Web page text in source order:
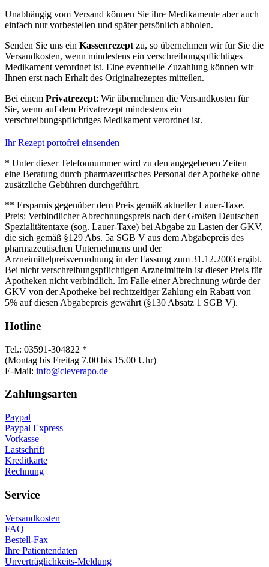
Unabhängig vom Versand können Sie ihre Medikamente aber auch
einfach nur vorbestellen und später persönlich abholen.
Senden Sie uns ein Kassenrezept zu, so übernehmen wir für Sie die
Versandkosten, wenn mindestens ein verschreibungspflichtiges
Medikament verordnet ist. Eine eventuelle Zuzahlung können wir
Ihnen erst nach Erhalt des Originalrezeptes mitteilen.
Bei einem Privatrezept: Wir übernehmen die Versandkosten für
Sie, wenn auf dem Privatrezept mindestens ein
verschreibungspflichtiges Medikament verordnet ist.
Ihr Rezept portofrei einsenden
* Unter dieser Telefonnummer wird zu den angegebenen Zeiten
eine Beratung durch pharmazeutisches Personal der Apotheke ohne
zusätzliche Gebühren durchgeführt.
** Ersparnis gegenüber dem Preis gemäß aktueller Lauer-Taxe.
Preis: Verbindlicher Abrechnungspreis nach der Großen Deutschen
Spezialitätentaxe (sog. Lauer-Taxe) bei Abgabe zu Lasten der GKV,
die sich gemäß §129 Abs. 5a SGB V aus dem Abgabepreis des
pharmazeutischen Unternehmens und der
Arzneimittelpreisverordnung in der Fassung zum 31.12.2003 ergibt.
Bei nicht verschreibungspflichtigen Arzneimitteln ist dieser Preis für
Apotheken nicht verbindlich. Im Falle einer Abrechnung würde der
GKV von der Apotheke bei rechtzeitiger Zahlung ein Rabatt von
5% auf diesen Abgabepreis gewährt (§130 Absatz 1 SGB V).
Hotline
Tel.: 03591-304822 *
(Montag bis Freitag 7.00 bis 15.00 Uhr)
E-Mail: info@cleverapo.de
Zahlungsarten
Paypal
Paypal Express
Vorkasse
Lastschrift
Kreditkarte
Rechnung
Service
Versandkosten
FAQ
Bestell-Fax
Ihre Patientendaten
Unverträglichkeits-Meldung